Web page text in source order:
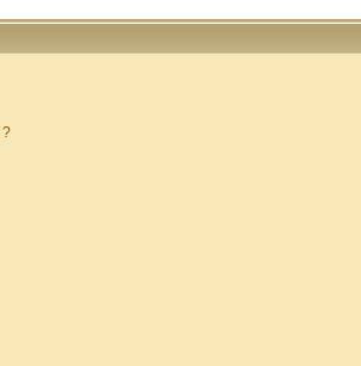
?